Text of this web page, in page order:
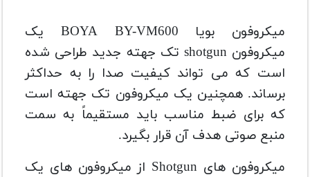
میکروفون بویا BOYA BY-VM600 یک
میکروفون shotgun تک جهته جدید طراحی شده
است که می تواند کیفیت صدا را به حداکثر
برساند. همچنین یک میکروفون تک جهته است
که برای ضبط مناسب باید مستقیماً به سمت
منبع صوتی هدف آن قرار بگیرد.
میکروفون های Shotgun از میکروفون های یک